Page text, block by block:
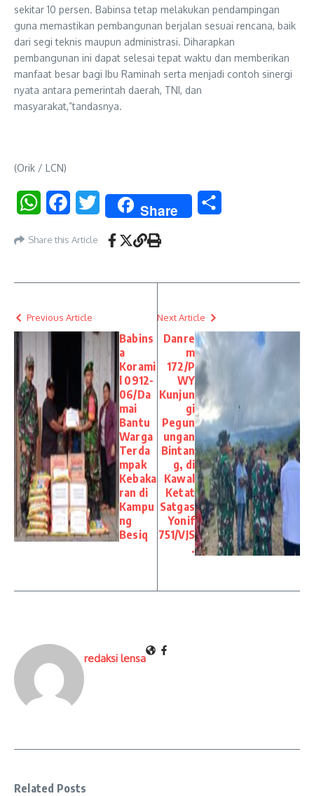
sekitar 10 persen. Babinsa tetap melakukan pendampingan
guna memastikan pembangunan berjalan sesuai rencana, baik
dari segi teknis maupun administrasi. Diharapkan
pembangunan ini dapat selesai tepat waktu dan memberikan
manfaat besar bagi Ibu Raminah serta menjadi contoh sinergi
nyata antara pemerintah daerah, TNI, dan
masyarakat,”tandasnya.
(Orik / LCN)
WhatsAppFacebookTwitter Share
Share this Article
Previous Article
Babins
a
Korami
l 0912-
06/Da
mai
Bantu
Warga
Terda
mpak
Kebaka
ran di
Kampu
ng
Besiq
Next Article
Danre
m
172/P
WY
Kunjun
gi
Pegun
ungan
Bintan
g, di
Kawal
Ketat
Satgas
Yonif
751/VJS
.
redaksi lensa
Related Posts